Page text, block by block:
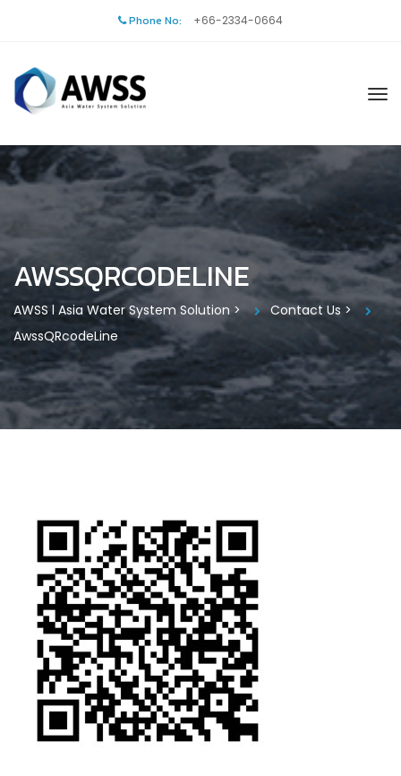
Phone No: +66-2334-0664
AWSSQRCODELINE
AWSS l Asia Water System Solution > Contact Us >
AwssQRcodeLine